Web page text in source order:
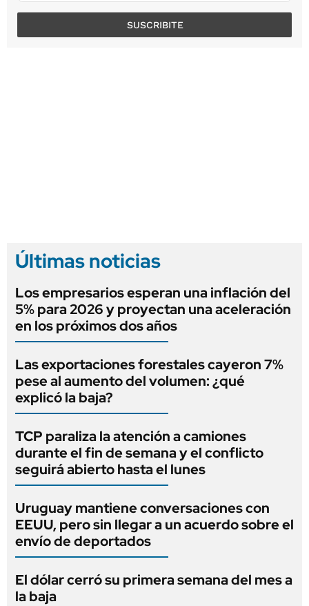
SUSCRIBITE
Últimas noticias
Los empresarios esperan una inflación del
5% para 2026 y proyectan una aceleración
en los próximos dos años
Las exportaciones forestales cayeron 7%
pese al aumento del volumen: ¿qué
explicó la baja?
TCP paraliza la atención a camiones
durante el fin de semana y el conflicto
seguirá abierto hasta el lunes
Uruguay mantiene conversaciones con
EEUU, pero sin llegar a un acuerdo sobre el
envío de deportados
El dólar cerró su primera semana del mes a
la baja